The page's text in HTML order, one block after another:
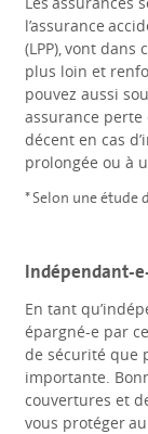
l’assurance
(LPP), vont
plus loin et
pouvez aussi
assurance
décent en cas
prolongée ou à
* Selon une étude
Indépendant-
En tant
épargné-e par
de sécurité que
importante.
couvertures et
vous protéger